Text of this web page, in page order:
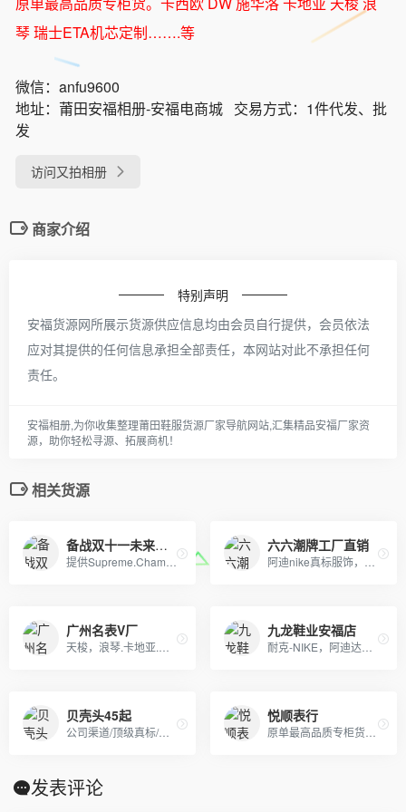
琴 瑞士ETA机芯定制…….等
微信： anfu9600
地址： 莆田安福相册-安福电商城 交易方式： 1件代发、批
发
访问又拍相册
商家介绍
特别声明
安福货源网所展示货源供应信息均由会员自行提供，会员依法
应对其提供的任何信息承担全部责任，本网站对此不承担任何
责任。
安福相册,为你收集整理莆田鞋服货源厂家导航网站,汇集精品安福厂家资
源，助你轻松寻源、拓展商机！
相关货源
备战双十一未来服饰 六六潮牌工厂直销
广州名表V厂 九龙鞋业安福店
贝壳头45起
公司渠道/顶级真标/正品级货源（批发档口 支持一件代发）
悦顺表行
发表评论